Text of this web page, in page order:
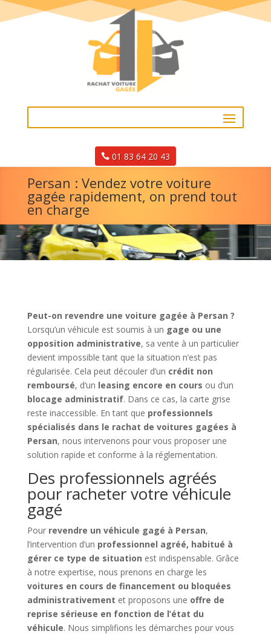
01 83 64 20 43
Persan : Vendez votre voiture
gagée rapidement, on prend tout
en charge
Peut-on revendre une voiture gagée à Persan ?
Lorsqu’un véhicule est soumis à un gage ou une
opposition administrative, sa vente à un particulier
devient impossible tant que la situation n’est pas
régularisée. Cela peut découler d’un crédit non
remboursé, d’un leasing encore en cours ou d’un
blocage administratif. Dans ce cas, la carte grise
reste inaccessible. En tant que professionnels
spécialisés dans le rachat de voitures gagées à
Persan, nous intervenons pour vous proposer une
solution rapide et conforme à la réglementation.
Des professionnels agréés
pour racheter votre véhicule
gagé
Pour revendre un véhicule gagé à Persan,
l’intervention d’un professionnel agréé, habitué à
gérer ce type de situation est indispensable. Grâce
à notre expertise, nous prenons en charge les
voitures en cours de financement ou bloquées
administrativement et proposons une offre de
reprise sérieuse en fonction de l’état du
véhicule. Nous simplifions les démarches pour vous